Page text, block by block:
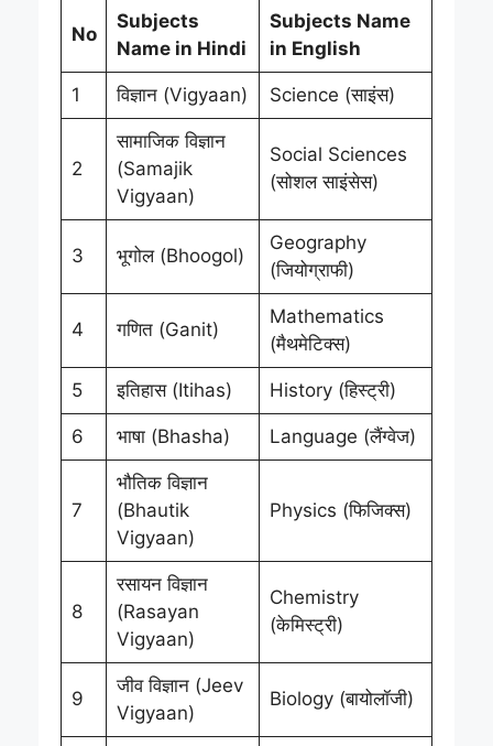
No
Subjects
Name in Hindi
Subjects Name
in English
1 विज्ञान (Vigyaan) Science (साइंस)
2
सामाजिक विज्ञान
(Samajik
Vigyaan)
Social Sciences
(सोशल साइंसेस)
3 भूगोल (Bhoogol)
Geography
(जियोग्राफी)
4 गणित (Ganit)
Mathematics
(मैथमेटिक्स)
5 इतिहास (Itihas) History (हिस्ट्री)
6 भाषा (Bhasha) Language (लैंग्वेज)
7
भौतिक विज्ञान
(Bhautik
Vigyaan)
Physics (फिजिक्स)
8
रसायन विज्ञान
(Rasayan
Vigyaan)
Chemistry
(केमिस्ट्री)
9
जीव विज्ञान (Jeev
Vigyaan)
Biology (बायोलॉजी)